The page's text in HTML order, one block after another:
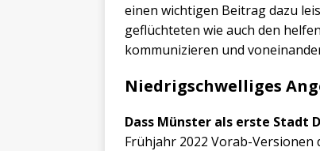
einen wichtigen Beitrag dazu
geflüchteten wie auch den
kommunizieren und
Niedrigschwelliges
Dass Münster als erste Stadt
Frühjahr 2022 Vorab-